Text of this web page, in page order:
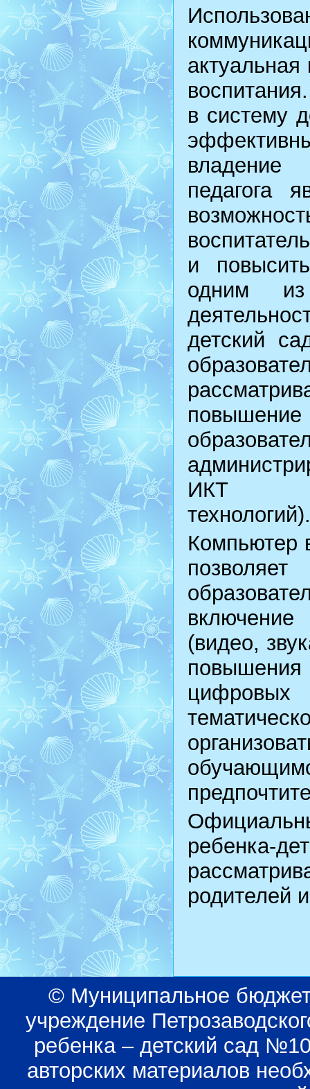
в систему
владение
педагога
и
одним из
детский
ИКТ
технологий).
Компьютер
(видео,
повышения
родителей
© Муниципальное
учреждение
ребенка – детский сад
авторских материалов